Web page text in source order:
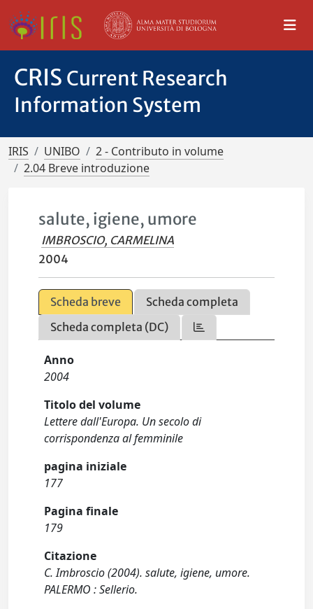
CRIS Current Research
Information System
IRIS UNIBO
2 - Contributo in volume
2.04 Breve introduzione
salute, igiene, umore
IMBROSCIO, CARMELINA
2004
Scheda breve
Scheda completa
Scheda completa (DC)
Anno
2004
Titolo del volume
Lettere dall'Europa. Un secolo di
corrispondenza al femminile
pagina iniziale
177
Pagina finale
179
Citazione
C. Imbroscio (2004). salute, igiene, umore.
PALERMO : Sellerio.